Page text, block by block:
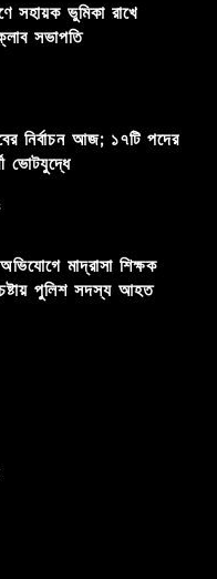
সহায়ক ভুমিকা রাখে
সভাপতি
নির্বাচন আজ; ১৭টি পদের
ভোটযুদ্ধে
মাদ্রাসা শিক্ষক
পুলিশ সদস্য আহত